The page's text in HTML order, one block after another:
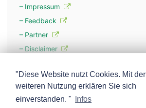
– Impressum
– Feedback
– Partner
– Disclaimer
– Werbung
– Mehr über unsere Experten
"Diese Website nutzt Cookies. Mit der
weiteren Nutzung erklären Sie sich
einverstanden. "
Infos